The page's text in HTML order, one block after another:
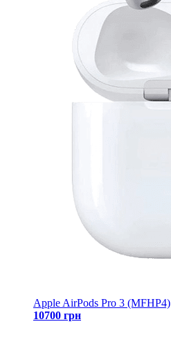
Apple AirPods Pro 3 (MFHP4)
10700 грн